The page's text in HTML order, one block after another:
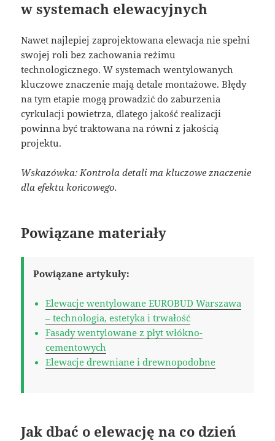
w systemach elewacyjnych
Nawet najlepiej zaprojektowana elewacja nie spełni
swojej roli bez zachowania reżimu
technologicznego. W systemach wentylowanych
kluczowe znaczenie mają detale montażowe. Błędy
na tym etapie mogą prowadzić do zaburzenia
cyrkulacji powietrza, dlatego jakość realizacji
powinna być traktowana na równi z jakością
projektu.
Wskazówka: Kontrola detali ma kluczowe znaczenie
dla efektu końcowego.
Powiązane materiały
Powiązane artykuły:
Elewacje wentylowane EUROBUD Warszawa
– technologia, estetyka i trwałość
Fasady wentylowane z płyt włókno-
cementowych
Elewacje drewniane i drewnopodobne
Jak dbać o elewację na co dzień